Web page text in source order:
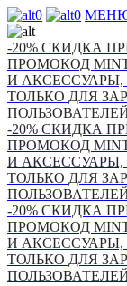
0 0
-20% СКИДКА
ПРОМОКОД
И
ТОЛЬКО ДЛЯ
-20% СКИДКА
ПРОМОКОД
И
ТОЛЬКО ДЛЯ
-20% СКИДКА
ПРОМОКОД
И
ТОЛЬКО ДЛЯ